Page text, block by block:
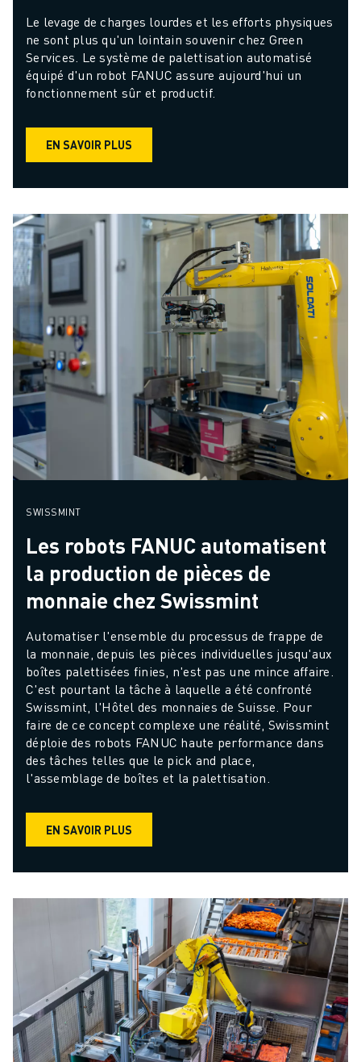
Le levage de charges lourdes et les efforts physiques
ne sont plus qu'un lointain souvenir chez Green
Services. Le système de palettisation automatisé
équipé d'un robot FANUC assure aujourd'hui un
fonctionnement sûr et productif.
EN SAVOIR PLUS
SWISSMINT
Les robots FANUC automatisent
la production de pièces de
monnaie chez Swissmint
Automatiser l'ensemble du processus de frappe de
la monnaie, depuis les pièces individuelles jusqu'aux
boîtes palettisées finies, n'est pas une mince affaire.
C'est pourtant la tâche à laquelle a été confronté
Swissmint, l'Hôtel des monnaies de Suisse. Pour
faire de ce concept complexe une réalité, Swissmint
déploie des robots FANUC haute performance dans
des tâches telles que le pick and place,
l'assemblage de boîtes et la palettisation.
EN SAVOIR PLUS